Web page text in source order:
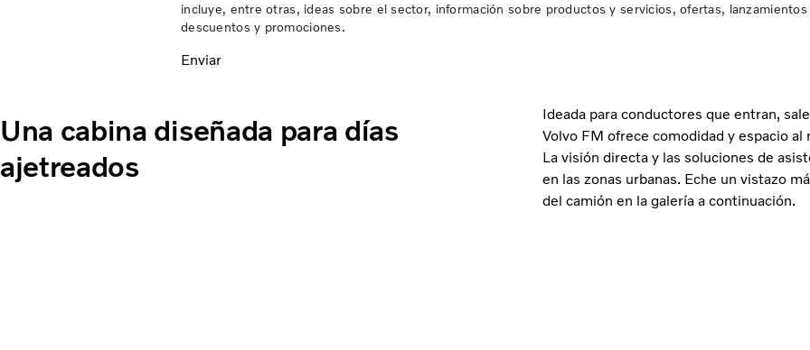
incluye, entre otras, ideas sobre el sector, información sobre productos y servicios, ofertas,
descuentos y promociones.
Enviar
Una cabina diseñada para días
ajetreados
Ideada para conductores que entran,
Volvo FM ofrece comodidad y espacio
La visión directa y las soluciones de
en las zonas urbanas. Eche un vistazo
del camión en la galería a continuación.